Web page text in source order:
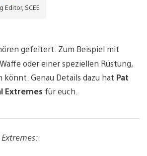
SCEE
gefeitert. Zum Beispiel mit
oder einer speziellen Rüstung,
könnt. Genau Details dazu hat Pat
Extremes für euch.